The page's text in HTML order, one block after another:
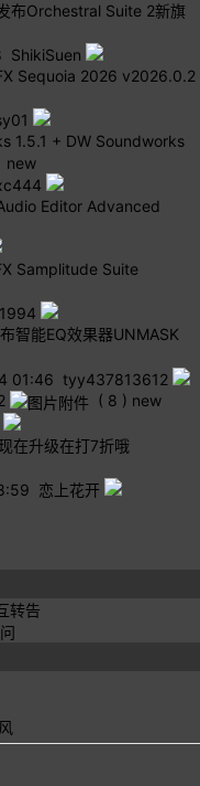
布Orchestral Suite 2新旗
ShikiSuen
Sequoia 2026 v2026.0.2
1.5.1 + DW Soundworks
new
Editor Advanced
Samplitude Suite
智能EQ效果器UNMASK
01:46 tyy437813612
( 8 ) new
在升级在打7折哦
恋上花开
转告